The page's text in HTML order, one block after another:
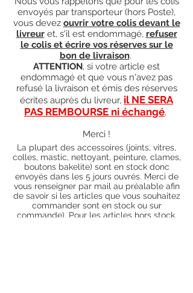
envoyés par transporteur (hors Poste),
vous devez ouvrir votre colis devant le
livreuret, s'il est endommagé, refuser
le colis et écrire vos réserves sur le
bon de livraison.
ATTENTION, si votre article est
endommagé et que vous n'avez pas
refusé la livraison et émis des réserves
écrites auprès du livreur, il NE SERA
PAS REMBOURSE ni échangé.
Merci !
La plupart des accessoires (joints, vitres,
colles, mastic, nettoyant, peinture, clames,
boutons bakelite) sont en stock donc
envoyés dans les 5 jours ouvrés. Merci de
vous renseigner par mail au préalable afin
de savoir si les articles que vous souhaitez
commander sont en stock ou sur
commande). Pour les articles hors stock,